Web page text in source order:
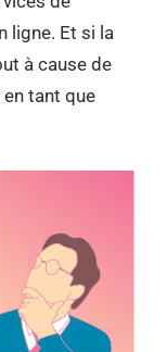
ligne. Et si la
à cause de
tant que